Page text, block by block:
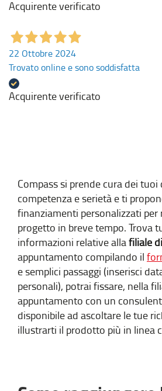
Acquirente verificato
22 Ottobre 2024
Trovato online e sono soddisfatta
Acquirente verificato
Compass si prende cura dei tuoi
competenza e serietà e ti
finanziamenti personalizzati per
progetto in breve tempo. Trova
informazioni relative allafiliale
appuntamento compilando il
e semplici passaggi (inserisci
personali), potrai fissare, nella
appuntamento con un
disponibile ad ascoltare le tue
illustrarti il prodotto più in linea